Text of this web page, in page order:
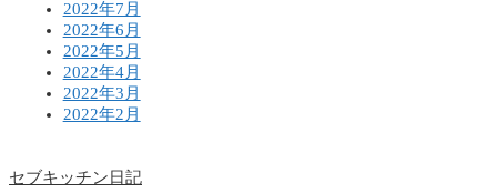
2022年7月
2022年6月
2022年5月
2022年4月
2022年3月
2022年2月
セブキッチン日記